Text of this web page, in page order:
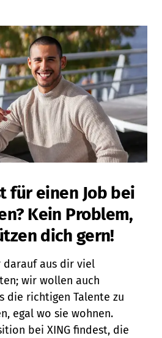
für einen Job bei
Kein Problem,
dich gern!
aus dir viel
wir wollen auch
die richtigen Talente zu
egal wo sie wohnen.
bei XING findest, die